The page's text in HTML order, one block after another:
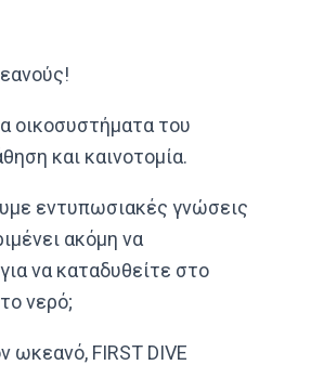
οικοσυστήματα του
και καινοτομία.
εντυπωσιακές γνώσεις
ακόμη να
να καταδυθείτε στο
νερό;
ωκεανό, FIRST DIVE